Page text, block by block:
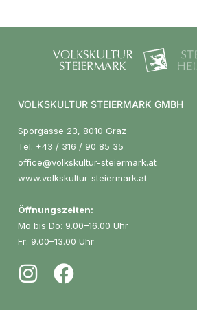
VOLKSKULTUR STEIERMARK GMBH
Sporgasse 23, 8010 Graz
Tel. +43 / 316 / 90 85 35
office@volkskultur-steiermark.at
www.volkskultur-steiermark.at
Öffnungszeiten:
Mo bis Do: 9.00–16.00 Uhr
Fr: 9.00–13.00 Uhr